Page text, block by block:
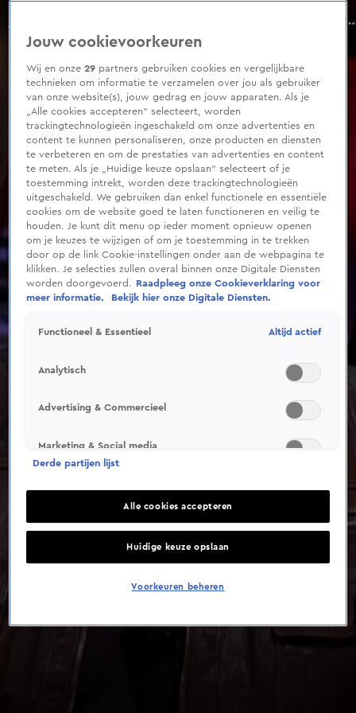
Vandaag Inside-tafel blikt terug op uitzending met Gerard Joling: 'Een fenomeen!'
Aflevering 73, Seizoen 9
of
seconds
Jouw cookievoorkeuren
Wij en onze29 partners gebruiken cookies en vergelijkbare
technieken om informatie te verzamelen over jou als gebruiker
van onze website(s), jouw gedrag en jouw apparaten. Als je
„Alle cookies accepteren” selecteert, worden
trackingtechnologieën ingeschakeld om onze advertenties en
content te kunnen personaliseren, onze producten en diensten
te verbeteren en om de prestaties van advertenties en content
te meten. Als je „Huidige keuze opslaan” selecteert of je
toestemming intrekt, worden deze trackingtechnologieën
uitgeschakeld. We gebruiken dan enkel functionele en essentiële
cookies om de website goed te laten functioneren en veilig te
houden. Je kunt dit menu op ieder moment opnieuw openen
om je keuzes te wijzigen of om je toestemming in te trekken
door op de link Cookie-instellingen onder aan de webpagina te
klikken. Je selecties zullen overal binnen onze Digitale Diensten
worden doorgevoerd.
Raadpleeg onze Cookieverklaring voor
meer informatie.
Bekijk hier onze Digitale Diensten.
Functioneel & Essentieel Altijd actief
Analytisch
Advertising & Commercieel
Marketing & Social media
Derde partijen lijst
Alle cookies accepteren
Huidige keuze opslaan
Voorkeuren beheren